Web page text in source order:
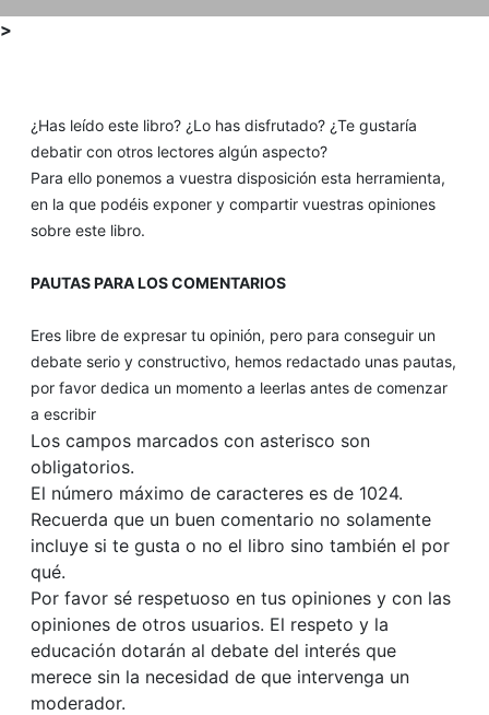
>
¿Has leído este libro? ¿Lo has disfrutado? ¿Te gustaría
debatir con otros lectores algún aspecto?
Para ello ponemos a vuestra disposición esta herramienta,
en la que podéis exponer y compartir vuestras opiniones
sobre este libro.
PAUTAS PARA LOS COMENTARIOS
Eres libre de expresar tu opinión, pero para conseguir un
debate serio y constructivo, hemos redactado unas pautas,
por favor dedica un momento a leerlas antes de comenzar
a escribir
Los campos marcados con asterisco son
obligatorios.
El número máximo de caracteres es de 1024.
Recuerda que un buen comentario no solamente
incluye si te gusta o no el libro sino también el por
qué.
Por favor sé respetuoso en tus opiniones y con las
opiniones de otros usuarios. El respeto y la
educación dotarán al debate del interés que
merece sin la necesidad de que intervenga un
moderador.